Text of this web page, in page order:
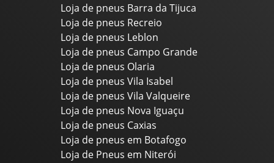
Loja de pneus Barra da Tijuca
Loja de pneus Recreio
Loja de pneus Leblon
Loja de pneus Campo Grande
Loja de pneus Olaria
Loja de pneus Vila Isabel
Loja de pneus Vila Valqueire
Loja de pneus Nova Iguaçu
Loja de pneus Caxias
Loja de pneus em Botafogo
Loja de Pneus em Niterói